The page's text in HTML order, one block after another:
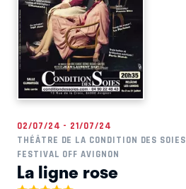
02/07/24 - 21/07/24
THÉÂTRE DE LA CONDITION DES SOIES
FESTIVAL OFF AVIGNON
La ligne rose